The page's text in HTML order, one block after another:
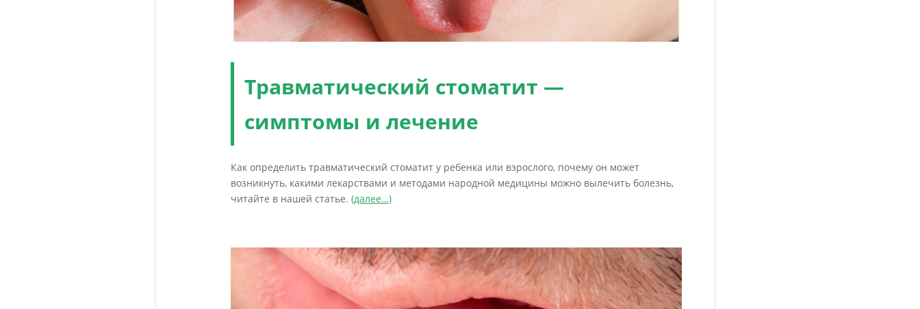
Травматический стоматит —
симптомы и лечение
Как определить травматический стоматит у ребенка или взрослого, почему он может
возникнуть, какими лекарствами и методами народной медицины можно вылечить болезнь,
читайте в нашей статье. (далее…)